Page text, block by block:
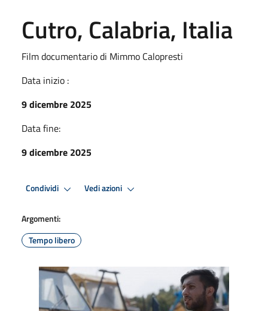
Cutro, Calabria, Italia
Film documentario di Mimmo Calopresti
Data inizio :
9 dicembre 2025
Data fine:
9 dicembre 2025
Condividi Vedi azioni
Argomenti:
Tempo libero